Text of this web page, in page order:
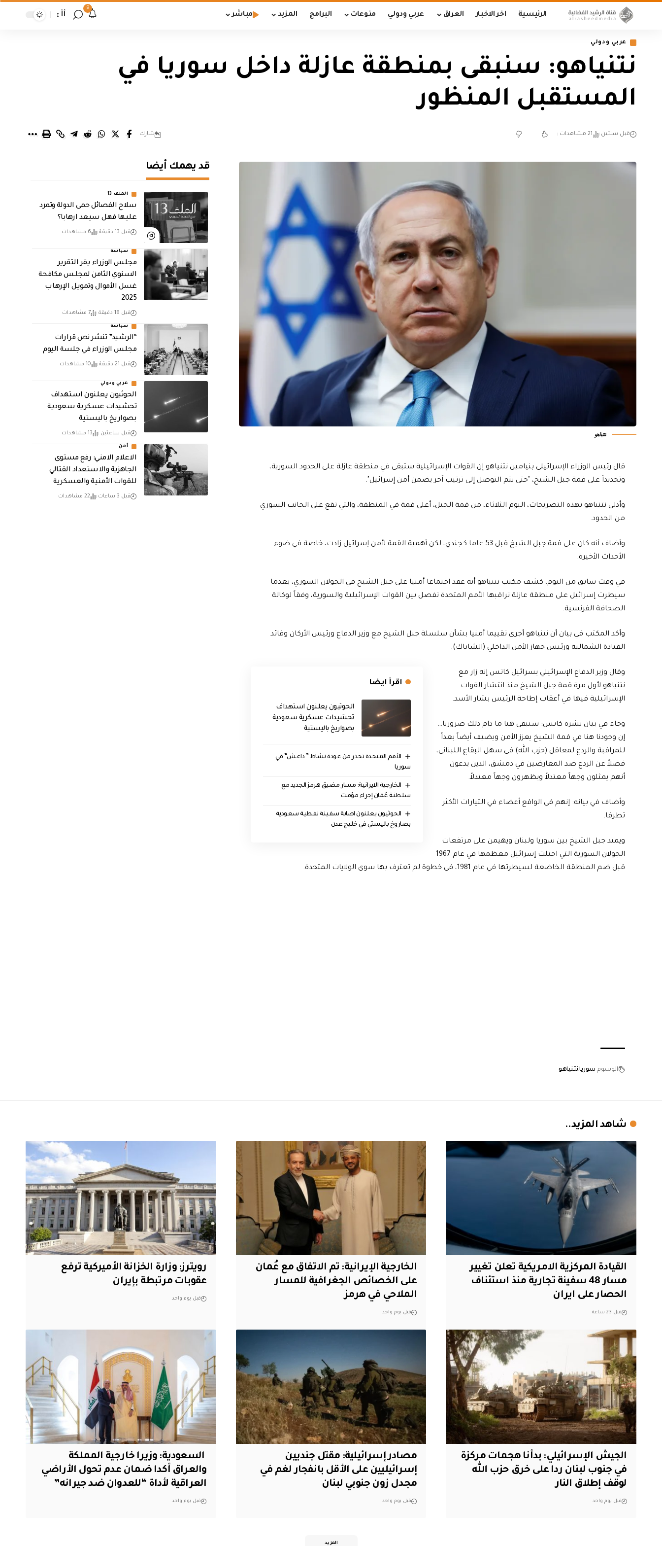
الرئيسية اخر الاخبار العراق عربي ودولي منوعات البرامج المزيد مباشر
9
أأ
عربي ودولي
نتنياهو: سنبقى بمنطقة عازلة داخل سوريا في
المستقبل المنظور
قبل سنتين 21 مشاهدات شارك
نتنياهو
قال رئيس الوزراء الإسرائيلي بنيامين نتنياهو إن القوات الإسرائيلية ستبقى في منطقة عازلة على الحدود السورية،
وتحديداً على قمة جبل الشيخ، "حتى يتم التوصل إلى ترتيب آخر يضمن أمن إسرائيل".
وأدلى نتنياهو بهذه التصريحات، اليوم الثلاثاء، من قمة الجبل، أعلى قمة في المنطقة، والتي تقع على الجانب السوري
من الحدود.
وأضاف أنه كان على قمة جبل الشيخ قبل 53 عاما كجندي، لكن أهمية القمة لأمن إسرائيل زادت، خاصة في ضوء
الأحداث الأخيرة.
في وقت سابق من اليوم، كشف مكتب نتنياهو أنه عقد اجتماعا أمنيا على جبل الشيخ في الجولان السوري، بعدما
سيطرت إسرائيل على منطقة عازلة تراقبها الأمم المتحدة تفصل بين القوات الإسرائيلية والسورية، وفقاً لوكالة
الصحافة الفرنسية.
وأكد المكتب في بيان أن نتنياهو أجرى تقييما أمنيا بشأن سلسلة جبل الشيخ مع وزير الدفاع ورئيس الأركان وقائد
القيادة الشمالية ورئيس جهاز الأمن الداخلي (الشاباك).
اقرأ ايضا
الحوثيون يعلنون استهداف
تحشيدات عسكرية سعودية
بصواريخ باليستية
الأمم المتحدة تحذر من عودة نشاط ” داعش” في
سوريا
الخارجية الايرانية: مسار مضيق هرمز الجديد مع
سلطنة عُمان إجراء مؤقت
الحوثيون يعلنون اصابة سفينة نفطية سعودية
بصاروخ باليستي في خليج عدن
وقال وزير الدفاع الإسرائيلي يسرائيل كاتس إنه زار مع
نتنياهو لأول مرة قمة جبل الشيخ منذ انتشار القوات
الإسرائيلية فيها في أعقاب إطاحة الرئيس بشار الأسد.
وجاء في بيان نشره كاتس: سنبقى هنا ما دام ذلك ضروريا…
إن وجودنا هنا في قمة الشيخ يعزز الأمن ويضيف أيضاً بعداً
للمراقبة والردع لمعاقل (حزب الله) في سهل البقاع اللبناني،
فضلاً عن الردع ضد المعارضين في دمشق، الذين يدعون
أنهم يمثلون وجهاً معتدلاً ويظهرون وجهاً معتدلاً.
وأضاف في بيانه: إنهم في الواقع أعضاء في التيارات الأكثر
تطرفا.
ويمتد جبل الشيخ بين سوريا ولبنان ويهيمن على مرتفعات
الجولان السورية التي احتلت إسرائيل معظمها في عام 1967
قبل ضم المنطقة الخاضعة لسيطرتها في عام 1981، في خطوة لم تعترف بها سوى الولايات المتحدة.
الوسوم سوريا نتنياهو
قد يهمك أيضا
الملف 13
سلاح الفصائل حمى الدولة وتمرد
عليها فهل سيعد ارهابا؟
قبل 13 دقيقة 6 مشاهدات
سياسة
مجلس الوزراء يقر التقرير
السنوي الثامن لمجلـس مكافحة
غسل الأموال وتمويـل الإرهـاب
2025
قبل 18 دقيقة 7 مشاهدات
سياسة
“الرشيد” تنشر نص قرارات
مجلس الوزراء في جلسة اليوم
قبل 21 دقيقة 10 مشاهدات
عربي ودولي
الحوثيون يعلنون استهداف
تحشيدات عسكرية سعودية
بصواريخ باليستية
قبل ساعتين 13 مشاهدات
أمن
الاعلام الامني: رفع مستوى
الجاهزية والاستعداد القتالي
للقوات الأمنية والعسكرية
قبل 3 ساعات 22 مشاهدات
شاهد المزيد..
القيادة المركزية الامريكية تعلن تغيير
مسار 48 سفينة تجارية منذ استئناف
الحصار على ايران
قبل 23 ساعة
‏الخارجية الإيرانية: تم الاتفاق مع عُمان
على الخصائص الجغرافية للمسار
الملاحي في هرمز
قبل يوم واحد
‏رويترز: وزارة الخزانة الأميركية ترفع
عقوبات مرتبطة بإيران
قبل يوم واحد
الجيش الإسرائيلي: بدأنا هجمات مركزة
في جنوب لبنان ردا على خرق حزب الله
لوقف إطلاق النار
قبل يوم واحد
مصادر إسرائيلية: مقتل جنديين
إسرائيليين على الأقل بانفجار لغم في
مجدل زون جنوبي لبنان
قبل يوم واحد
‏ السعودية: وزيرا خارجية المملكة
والعراق أكدا ضمان عدم تحول الأراضي
العراقية لأداة “للعدوان ضد جيرانه”
قبل يوم واحد
المزيد